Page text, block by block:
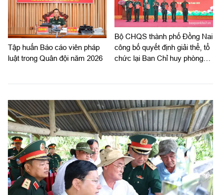
Tập huấn Báo cáo viên pháp
luật trong Quân đội năm 2026
Bộ CHQS thành phố Đồng Nai
công bố quyết định giải thể, tổ
chức lại Ban Chỉ huy phòng